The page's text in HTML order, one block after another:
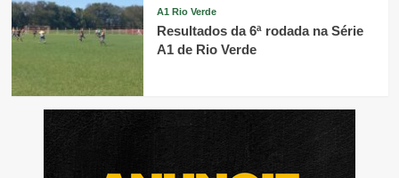
A1 Rio Verde
Resultados da 6ª rodada na Série
A1 de Rio Verde